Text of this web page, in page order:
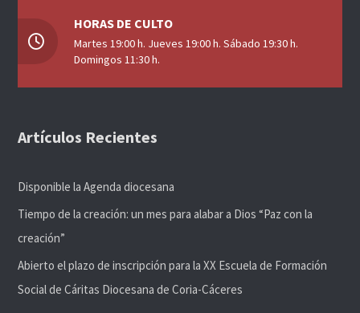
HORAS DE CULTO
Martes 19:00 h. Jueves 19:00 h. Sábado 19:30 h.
Domingos 11:30 h.
Artículos Recientes
Disponible la Agenda diocesana
Tiempo de la creación: un mes para alabar a Dios “Paz con la
creación”
Abierto el plazo de inscripción para la XX Escuela de Formación
Social de Cáritas Diocesana de Coria-Cáceres